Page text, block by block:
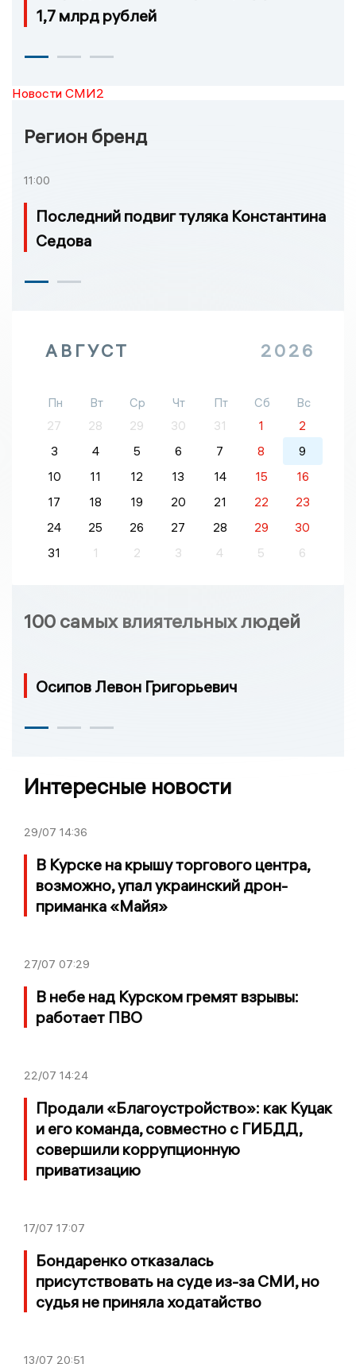
1,7 млрд рублей
Новости СМИ2
Регион бренд
11:00
Последний подвиг туляка Константина
Седова
АВГУСТ 2026
Пн Вт Ср Чт Пт Сб
Вс
27
28 29 30 31 1
2
3
4 5 6 7 8
9
10
11 12 13 14 15
16
17
18 19 20 21 22
23
24
25 26 27 28 29
30
31
1 2 3 4 5 6
100 самых влиятельных людей
Осипов Левон Григорьевич
Интересные новости
29/07 14:36
В Курске на крышу торгового центра,
возможно, упал украинский дрон-
приманка «Майя»
27/07 07:29
В небе над Курском гремят взрывы:
работает ПВО
22/07 14:24
Продали «Благоустройство»: как Куцак
и его команда, совместно с ГИБДД,
совершили коррупционную
приватизацию
17/07 17:07
Бондаренко отказалась
присутствовать на суде из-за СМИ, но
судья не приняла ходатайство
13/07 20:51